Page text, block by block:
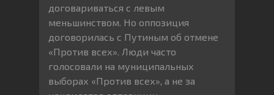
договариваться с левым
меньшинством. Но оппозиция
договорилась с Путиным об отмене
«Против всех». Люди часто
голосовали на муниципальных
выборах «Против всех», а не за